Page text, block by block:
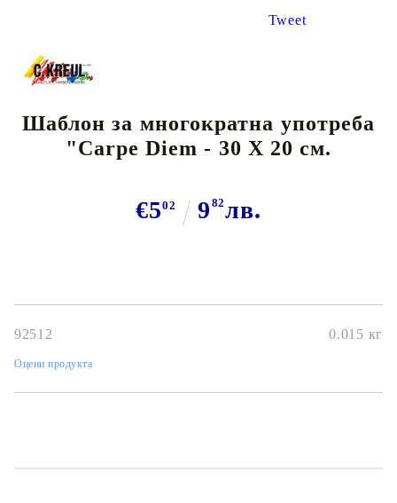
Tweet
Шаблон за многократна употреба
"Carpe Diem - 30 Х 20 см.
€502 9 82лв.
92512 0.015 кг
Оцени продукта